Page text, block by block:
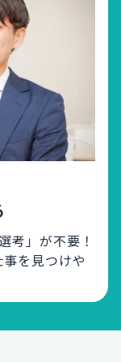
考」が不要！
を見つけや